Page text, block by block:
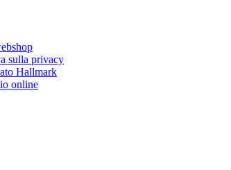
sulla privacy
Hallmark
online